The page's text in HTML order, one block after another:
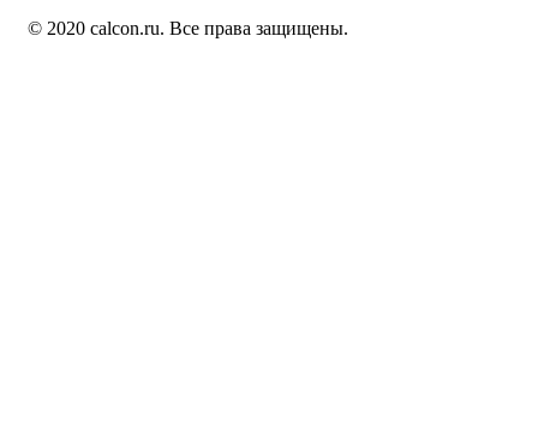
© 2020 calcon.ru. Все права защищены.